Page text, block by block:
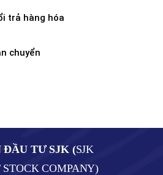
trả hàng hóa
chuyển
ĐẦU TƯ SJK (SJK
COMPANY)